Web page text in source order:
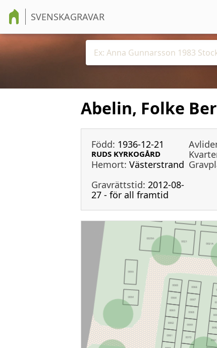
SVENSKAGRAVAR
Abelin, Folke
Född: 1936-12-21
RUDS KYRKOGÅRD
Hemort: Västerstrand
Gravrättstid: 2012-08-
27 - för all framtid